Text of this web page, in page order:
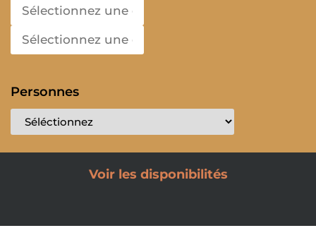
Personnes
Voir les disponibilités